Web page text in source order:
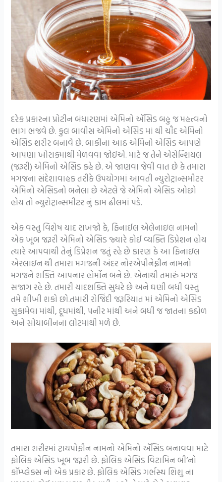
દરેક પ્રકારના પ્રોટીન બંધારણમાં એમિનો ઍસિડ બહુ જ મહત્ત્વનો
ભાગ ભજવે છે. કુલ બાવીસ એમિનો એસિડ માં થી ચૌદ એમિનો
એસિડ શરીર બનાવે છે. બાકીના આઠ એમિનો એસિડ આપણે
આપણા ખોરાકમાંથી મેળવવા જોઈએ. માટે જ તેને એસેન્શિયલ
(જરૂરી) એમિનો એસિડ કહે છે. એ જાણવા જેવી વાત છે કે તમારા
મગજના સંદેશાવાહક તરીકે ઉપયોગમાં આવતી ન્યુરોટ્રાન્સમીટર
એમિનો એસિડનો બનેલા છે એટલે જે એમિનો એસિડ ઓછો
હોય તો ન્યુરોટ્રાન્સમીટર નું કામ ઢીલમાં પડે.
એક વસ્તુ વિશેષ યાદ રાખજો કે, ફિનાઈલ એલેનાઇલ નામનો
એક ખૂબ જરૂરી એમિનો એસિડ જ્યારે કોઈ વ્યક્તિ ડિપ્રેશન હોય
ત્યારે આપવાથી તેનું ડિપ્રેશન જતું રહે છે કારણ કે આ ફિનાઇલ
એરલાઇન થી તમારા મગજની અંદર નોરએપીનેફ્રીન નામનો
મગજને શક્તિ આપનાર હોર્મોન બને છે. એનાથી તમારું મગજ
સજાગ રહે છે. તમારી યાદશક્તિ સુધરે છે અને ઘણી બધી વસ્તુ
તમે શીખી શકો છો.તમારી રોજિંદી જરૂરિયાત માં એમિનો એસિડ
સુકામેવા માંથી, દૂધમાંથી, પનીર માંથી અને બધી જ જાતના કઠોળ
અને સોયાબીનના લોટમાંથી મળે છે.
તમારા શરીરમાં ટ્રાયપોફીન નામનો એમિનો ઍસિડ બનાવવા માટે
ફોલિક એસિડ ખૂબ જરૂરી છે. ફોલિક એસિડ વિટામિન બી’નો
કૉમ્પ્લેક્સ નો એક પ્રકાર છે. ફોલિક એસિડ ગર્ભસ્થ શિશુ ના